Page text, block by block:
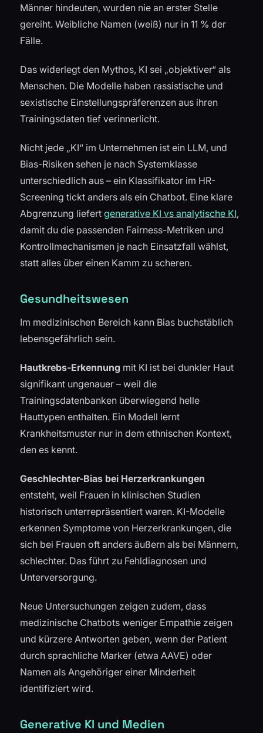
Männer hindeuten, wurden nie an erster Stelle
gereiht. Weibliche Namen (weiß) nur in 11 % der
Fälle.
Das widerlegt den Mythos, KI sei „objektiver“ als
Menschen. Die Modelle haben rassistische und
sexistische Einstellungspräferenzen aus ihren
Trainingsdaten tief verinnerlicht.
Nicht jede „KI“ im Unternehmen ist ein LLM, und
Bias-Risiken sehen je nach Systemklasse
unterschiedlich aus – ein Klassifikator im HR-
Screening tickt anders als ein Chatbot. Eine klare
Abgrenzung liefert generative KI vs analytische KI,
damit du die passenden Fairness-Metriken und
Kontrollmechanismen je nach Einsatzfall wählst,
statt alles über einen Kamm zu scheren.
Gesundheitswesen
Im medizinischen Bereich kann Bias buchstäblich
lebensgefährlich sein.
Hautkrebs-Erkennung mit KI ist bei dunkler Haut
signifikant ungenauer – weil die
Trainingsdatenbanken überwiegend helle
Hauttypen enthalten. Ein Modell lernt
Krankheitsmuster nur in dem ethnischen Kontext,
den es kennt.
Geschlechter-Bias bei Herzerkrankungen
entsteht, weil Frauen in klinischen Studien
historisch unterrepräsentiert waren. KI-Modelle
erkennen Symptome von Herzerkrankungen, die
sich bei Frauen oft anders äußern als bei Männern,
schlechter. Das führt zu Fehldiagnosen und
Unterversorgung.
Neue Untersuchungen zeigen zudem, dass
medizinische Chatbots weniger Empathie zeigen
und kürzere Antworten geben, wenn der Patient
durch sprachliche Marker (etwa AAVE) oder
Namen als Angehöriger einer Minderheit
identifiziert wird.
Generative KI und Medien